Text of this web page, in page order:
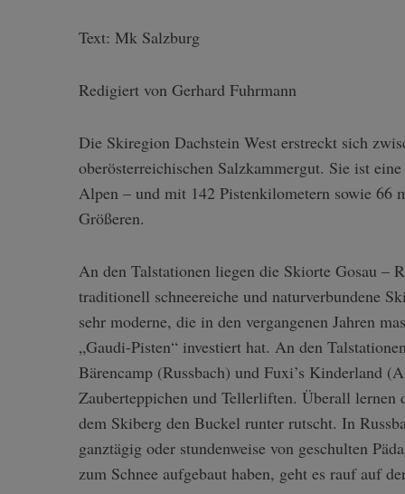
Text: Mk Salzburg
Redigiert von Gerhard Fuhrmann
Die Skiregion Dachstein West erstreckt sich
oberösterreichischen Salzkammergut. Sie ist
Alpen – und mit 142 Pistenkilometern sowie 66
Größeren.
An den Talstationen liegen die Skiorte Gosau –
traditionell schneereiche und naturverbundene
sehr moderne, die in den vergangenen Jahren
„Gaudi-Pisten“ investiert hat. An den
Bärencamp (Russbach) und Fuxi’s Kinderland
Zauberteppichen und Tellerliften. Überall
dem Skiberg den Buckel runter rutscht. In
ganztägig oder stundenweise von geschulten
zum Schnee aufgebaut haben, geht es rauf auf